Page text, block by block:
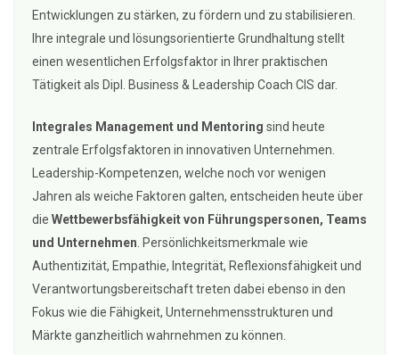
Entwicklungen zu stärken, zu fördern und zu stabilisieren.
Ihre integrale und lösungsorientierte Grundhaltung stellt
einen wesentlichen Erfolgsfaktor in Ihrer praktischen
Tätigkeit als Dipl. Business & Leadership Coach CIS dar.
Integrales Management und Mentoring sind heute
zentrale Erfolgsfaktoren in innovativen Unternehmen.
Leadership-Kompetenzen, welche noch vor wenigen
Jahren als weiche Faktoren galten, entscheiden heute über
die Wettbewerbsfähigkeit von Führungspersonen, Teams
und Unternehmen . Persönlichkeitsmerkmale wie
Authentizität, Empathie, Integrität, Reflexionsfähigkeit und
Verantwortungsbereitschaft treten dabei ebenso in den
Fokus wie die Fähigkeit, Unternehmensstrukturen und
Märkte ganzheitlich wahrnehmen zu können.